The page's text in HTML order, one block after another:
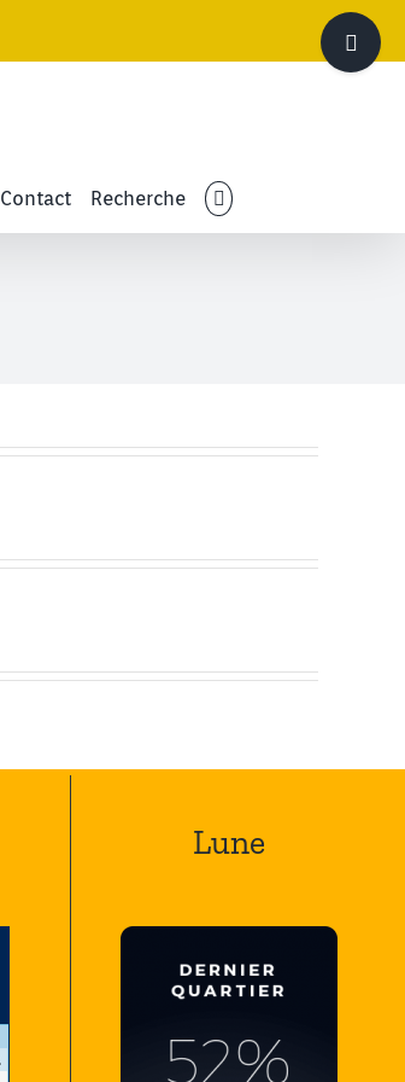
Contact Recherche
Lune
Bascule
de